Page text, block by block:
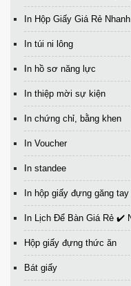
In Hộp Giấy Giá Rẻ
In túi ni lông
In hồ sơ năng lực
In thiệp mời sự kiện
In chứng chỉ, bằng khen
In Voucher
In standee
In hộp giấy đựng găng tay
In Lịch Để Bàn Giá Rẻ ✔️
Hộp giấy đựng thức ăn
Bát giấy